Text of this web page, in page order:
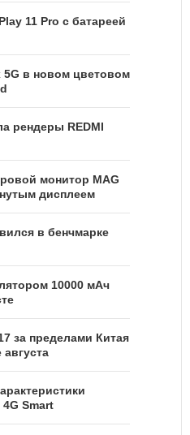
11 Pro с батареей
5G в новом цветовом
рендеры REDMI
монитор MAG
дисплеем
в бенчмарке
10000 мАч
за пределами Китая
Smart